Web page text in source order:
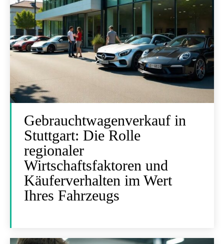
Gebrauchtwagenverkauf in
Stuttgart: Die Rolle
regionaler
Wirtschaftsfaktoren und
Käuferverhalten im Wert
Ihres Fahrzeugs